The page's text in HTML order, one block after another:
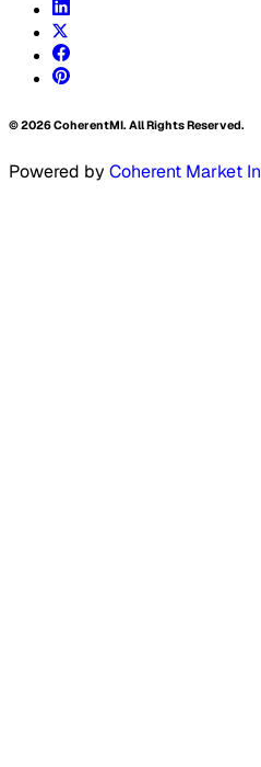
©2026CoherentMI. All Rights Reserved.
Powered by Coherent Market